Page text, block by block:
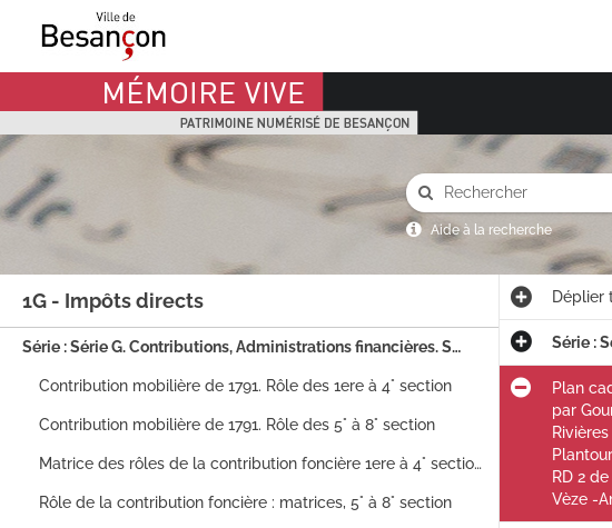
Mémoire Vive patrimoine numérisé de Besançon
Aide à la recherche
1G - Impôts directs
Série : Série G. Contributions, Administrations financières. Sous_titre : 1G - Impôts directs
Contribution mobilière de 1791. Rôle des 1ere à 4° section
Contribution mobilière de 1791. Rôle des 5° à 8° section
Matrice des rôles de la contribution foncière 1ere à 4° section (2° et 3° incomplètes)
Rôle de la contribution foncière : matrices, 5° à 8° section
Déplier
Série :
Plan
par
RD 2
Vèze -